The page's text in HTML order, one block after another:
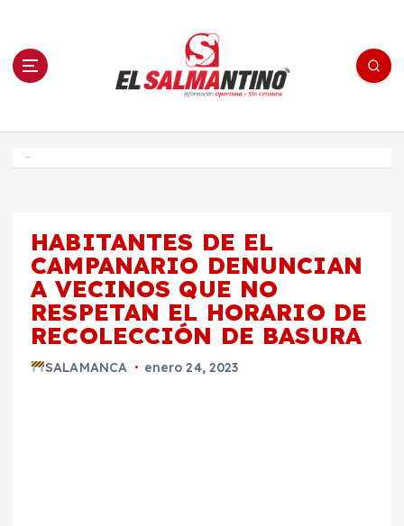
n El Salmantino - medios/noticias/editorial
HABITANTES DE EL
CAMPANARIO DENUNCIAN
A VECINOS QUE NO
RESPETAN EL HORARIO DE
RECOLECCIÓN DE BASURA
SALAMANCA enero 24, 2023